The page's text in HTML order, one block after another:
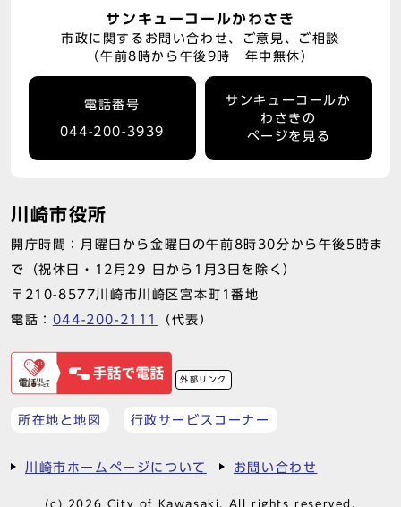
サンキューコールかわさき
市政に関するお問い合わせ、ご意見、ご相談
（午前8時から午後9時 年中無休）
電話番号
044-200-3939
サンキューコールか
わさきの
ページを見る
川崎市役所
開庁時間：月曜日から金曜日の午前8時30分から午後5時ま
で（祝休日・12月29 日から1月3日を除く）
〒210-8577川崎市川崎区宮本町1番地
電話： 044-200-2111 （代表）
外部リンク
所在地と地図 行政サービスコーナー
川崎市ホームページについて お問い合わせ
(c) 2026 City of Kawasaki. All rights reserved.